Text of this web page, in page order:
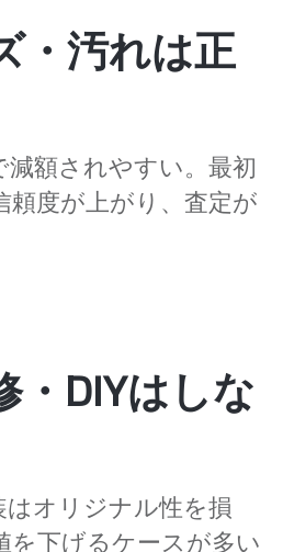
・汚れは正
額されやすい。最初
頼度が上がり、査定が
・DIYはしな
はオリジナル性を損
を下げるケースが多い